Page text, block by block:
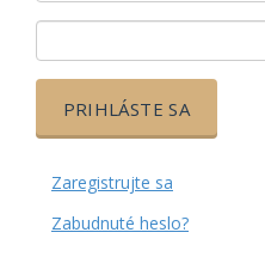
PRIHLÁSTE SA
Zaregistrujte sa
Zabudnuté heslo?